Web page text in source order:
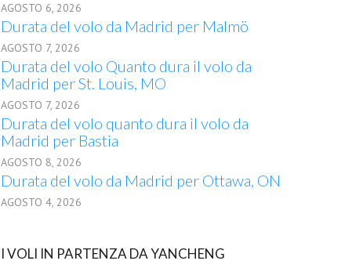
AGOSTO 6, 2026
Durata del volo da Madrid per Malmö
AGOSTO 7, 2026
Durata del volo Quanto dura il volo da
Madrid per St. Louis, MO
AGOSTO 7, 2026
Durata del volo quanto dura il volo da
Madrid per Bastia
AGOSTO 8, 2026
Durata del volo da Madrid per Ottawa, ON
AGOSTO 4, 2026
I VOLI IN PARTENZA DA YANCHENG